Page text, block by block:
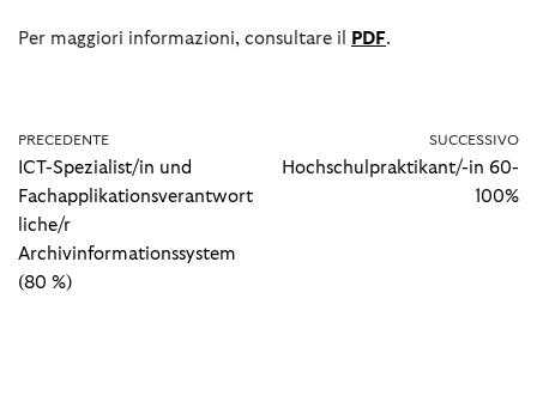
Per maggiori informazioni, consultare il PDF.
PRECEDENTE
ICT-Spezialist/in und
Fachapplikationsverantwort
liche/r
Archivinformationssystem
(80 %)
SUCCESSIVO
Hochschulpraktikant/-in 60-
100%